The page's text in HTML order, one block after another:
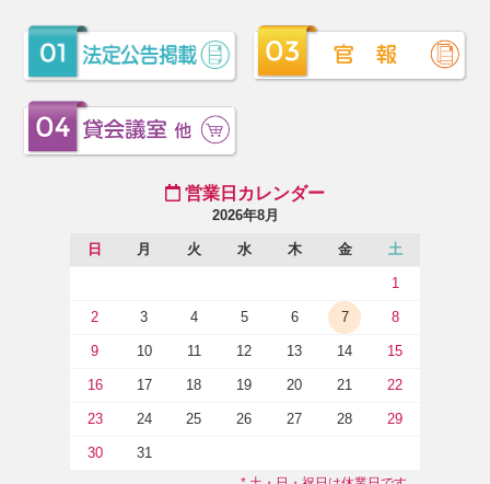
営業日カレンダー
2026年8月
日 月 火 水 木 金 土
1
2 3 4 5 6 7 8
9 10 11 12 13 14 15
16 17 18 19 20 21 22
23 24 25 26 27 28 29
30 31